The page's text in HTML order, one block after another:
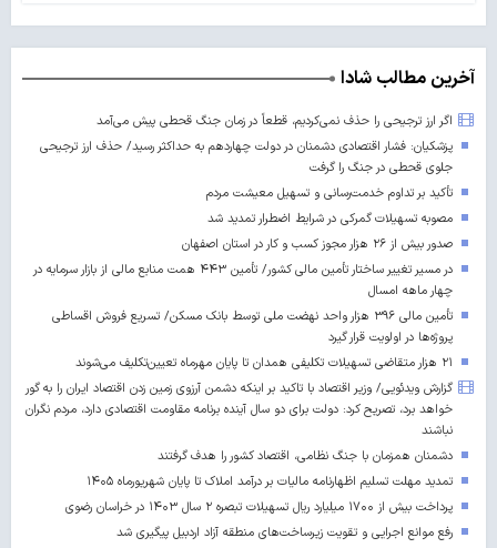
آخرین مطالب شادا
اگر ارز ترجیحی را حذف نمی‌کردیم، قطعاً در زمان جنگ قحطی پیش می‌آمد
پزشکیان: فشار اقتصادی دشمنان در دولت چهاردهم به حداکثر رسید/ حذف ارز ترجیحی
جلوی قحطی در جنگ را گرفت
تأکید بر تداوم خدمت‌رسانی و تسهیل معیشت مردم
مصوبه تسهیلات گمرکی در شرایط اضطرار تمدید شد
صدور بیش از ۲۶ هزار مجوز کسب‌ و کار در استان اصفهان
در مسیر تغییر ساختار تأمین مالی کشور/ تأمین ۴۴۳ همت منابع مالی از بازار سرمایه در
چهار ماهه امسال
تأمین مالی ۳۹۶ هزار واحد نهضت ملی توسط بانک مسکن/ تسریع فروش اقساطی
پروژه‌ها در اولویت قرار گیرد
۲۱ هزار متقاضی تسهیلات تکلیفی همدان تا پایان مهرماه تعیین‌تکلیف می‌شوند
گزارش ویدئویی/ وزیر اقتصاد با تاکید بر اینکه دشمن آرزوی زمین زدن اقتصاد ایران را به گور
خواهد برد، تصریح کرد: دولت برای دو سال آینده برنامه مقاومت اقتصادی دارد، مردم نگران
نباشند
دشمنان همزمان با جنگ نظامی، اقتصاد کشور را هدف گرفتند
تمدید مهلت تسلیم اظهارنامه مالیات بر درآمد املاک تا پایان شهریورماه ۱۴۰۵
پرداخت بیش از ۱۷۰۰ میلیارد ریال تسهیلات تبصره ۲ سال ۱۴۰۳ در خراسان رضوی
رفع موانع اجرایی و تقویت زیرساخت‌های منطقه آزاد اردبیل پیگیری شد